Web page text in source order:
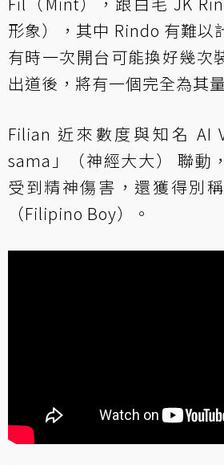
形象），其中 Rindo 有難以
有時一次開台可能換好幾次
出道後，將有一個完全為其
Filian 近來數度與知名 AI
sama」（神經大大） 聯動
受到精神傷害，還獲得別
（Filipino Boy）。